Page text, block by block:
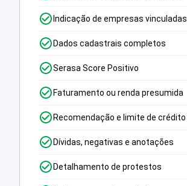
Indicação de empresas vinculadas
Dados cadastrais completos
Serasa Score Positivo
Faturamento ou renda presumida
Recomendação e limite de crédito
Dívidas, negativas e anotações
Detalhamento de protestos